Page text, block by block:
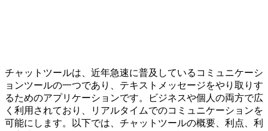
チャットツールは、近年急速に普及しているコミュニケーシ
ョンツールの一つであり、テキストメッセージをやり取りす
るためのアプリケーションです。ビジネスや個人の両方で広
く利用されており、リアルタイムでのコミュニケーションを
可能にします。以下では、チャットツールの概要、利点、利